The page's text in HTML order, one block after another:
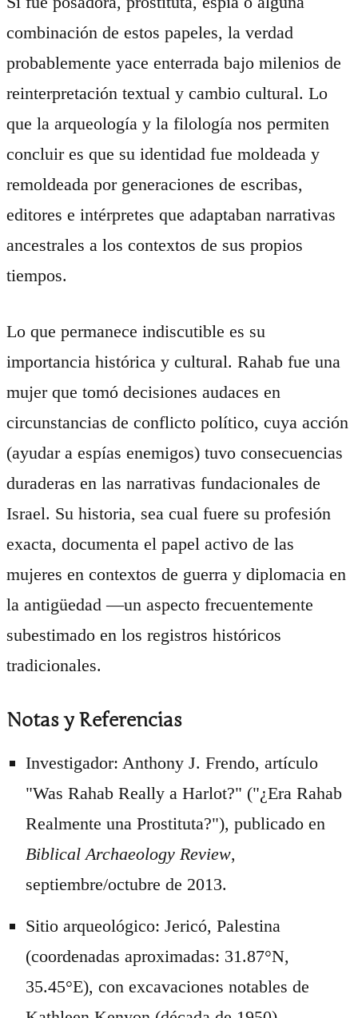
combinación de estos papeles, la verdad
probablemente yace enterrada bajo milenios de
reinterpretación textual y cambio cultural. Lo
que la arqueología y la filología nos permiten
concluir es que su identidad fue moldeada y
remoldeada por generaciones de escribas,
editores e intérpretes que adaptaban narrativas
ancestrales a los contextos de sus propios
tiempos.
Lo que permanece indiscutible es su
importancia histórica y cultural. Rahab fue una
mujer que tomó decisiones audaces en
circunstancias de conflicto político, cuya acción
(ayudar a espías enemigos) tuvo consecuencias
duraderas en las narrativas fundacionales de
Israel. Su historia, sea cual fuere su profesión
exacta, documenta el papel activo de las
mujeres en contextos de guerra y diplomacia en
la antigüedad —un aspecto frecuentemente
subestimado en los registros históricos
tradicionales.
Notas y Referencias
Investigador: Anthony J. Frendo, artículo
"Was Rahab Really a Harlot?" ("¿Era Rahab
Realmente una Prostituta?"), publicado en
Biblical Archaeology Review,
septiembre/octubre de 2013.
Sitio arqueológico: Jericó, Palestina
(coordenadas aproximadas: 31.87°N,
35.45°E), con excavaciones notables de